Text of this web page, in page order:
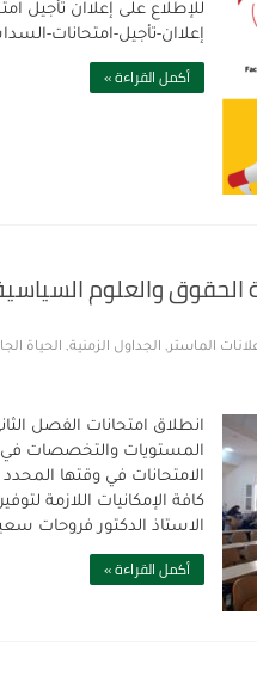
للإطلاع على إعلاان تأجيل
إعلاان-تأجيل-امتحانات-
أكمل القراءة »
الحقوق والعلوم
الماستر, الجداول الزمنية, الحياة
انطلاق امتحانات الفصل
المستويات والتخصصات
الامتحانات في وقتها
كافة الإمكانيات اللازمة
الاستاذ الدكتور فروحات
أكمل القراءة »